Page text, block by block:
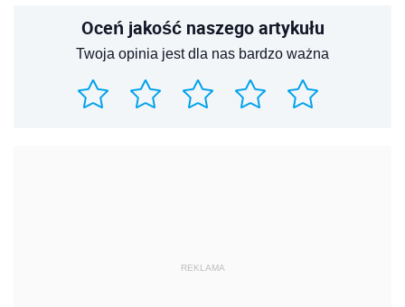
Oceń jakość naszego artykułu
Twoja opinia jest dla nas bardzo ważna
REKLAMA